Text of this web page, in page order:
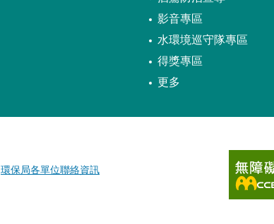
影音專區
水環境巡守隊專區
得獎專區
更多
環保局各單位聯絡資訊